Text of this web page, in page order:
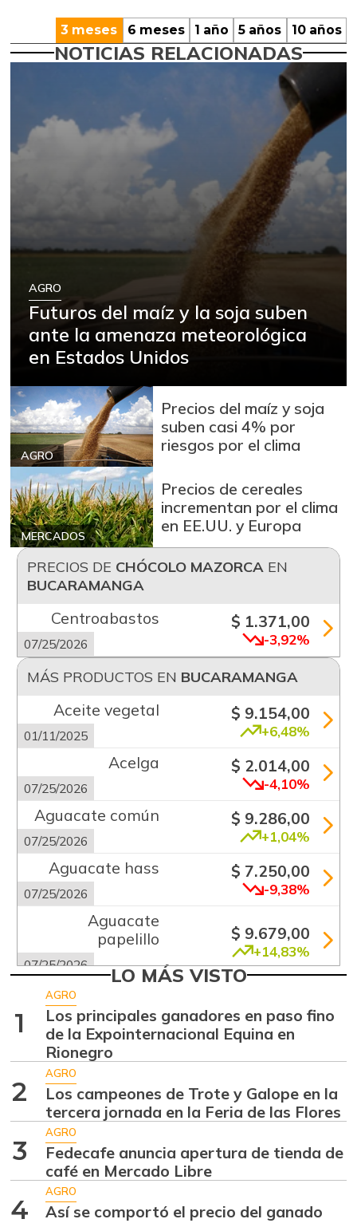
3 meses 6 meses 1 año 5 años 10 años
NOTICIAS RELACIONADAS
AGRO
Futuros del maíz y la soja suben
ante la amenaza meteorológica
en Estados Unidos
AGRO
Precios del maíz y soja
suben casi 4% por
riesgos por el clima
MERCADOS
Precios de cereales
incrementan por el clima
en EE.UU. y Europa
PRECIOS DE CHÓCOLO MAZORCAEN
BUCARAMANGA
Centroabastos
07/25/2026
$ 1.371,00
-3,92%
MÁS PRODUCTOS EN BUCARAMANGA
Aceite vegetal
01/11/2025
$ 9.154,00
+6,48%
Acelga
07/25/2026
$ 2.014,00
-4,10%
Aguacate común
07/25/2026
$ 9.286,00
+1,04%
Aguacate hass
07/25/2026
$ 7.250,00
-9,38%
Aguacate
papelillo
07/25/2026
$ 9.679,00
+14,83%
07/25/2026 -4,00%
Ahuyamín
07/25/2026
$ 1.005,00
+10,20%
Ajo
07/25/2026
$ 6.000,00
+0,23%
Apio
07/25/2026
$ 1.000,00
$ 4.352,00
LO MÁS VISTO
1
AGRO
Los principales ganadores en paso fino
de la Expointernacional Equina en
Rionegro
2
AGRO
Los campeones de Trote y Galope en la
tercera jornada en la Feria de las Flores
3
AGRO
Fedecafe anuncia apertura de tienda de
café en Mercado Libre
4
AGRO
Así se comportó el precio del ganado